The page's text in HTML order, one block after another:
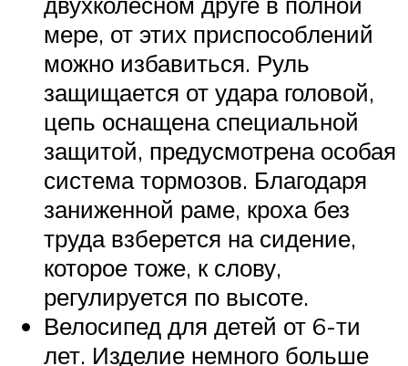
мере, от этих приспособлений
можно избавиться. Руль
защищается от удара головой,
цепь оснащена специальной
защитой, предусмотрена особая
система тормозов. Благодаря
заниженной раме, кроха без
труда взберется на сидение,
которое тоже, к слову,
регулируется по высоте.
Велосипед для детей от 6-ти
лет. Изделие немного больше